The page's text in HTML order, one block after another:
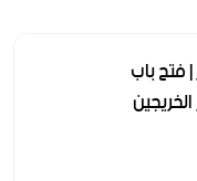
فتح باب